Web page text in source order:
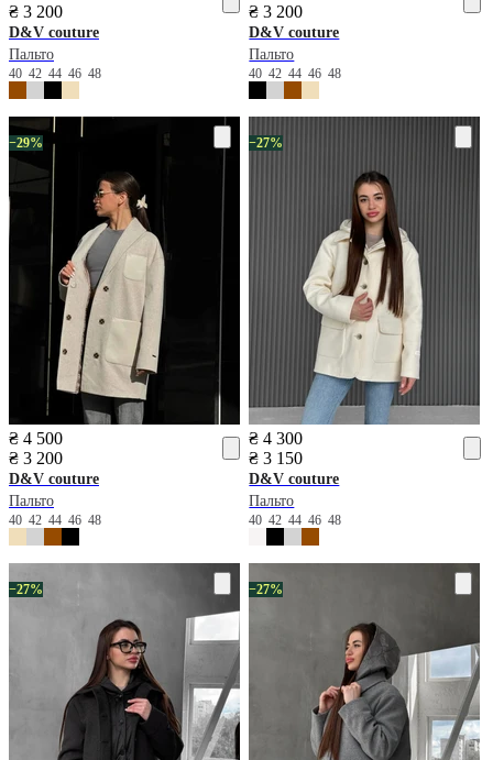
₴ 3 200
D&V couture
Пальто
40 42 44 46 48
₴ 3 200
D&V couture
Пальто
4042444648
−29%
₴ 4 500
₴ 3 200
D&V couture
Пальто
40 42 44 46 48
−27%
₴ 4 300
₴ 3 150
D&V couture
Пальто
4042444648
−27% −27%